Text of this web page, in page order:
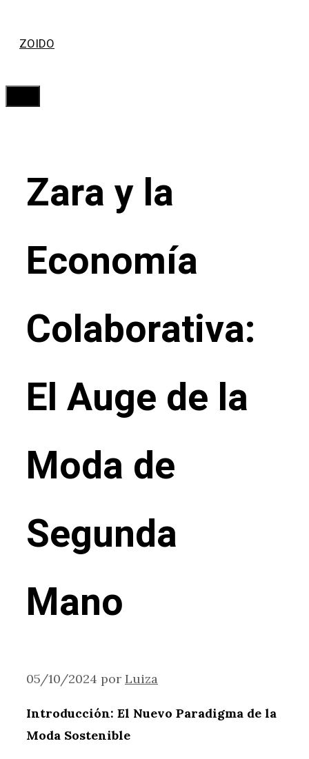
ZOIDO
Zara y la
Economía
Colaborativa:
El Auge de la
Moda de
Segunda
Mano
05/10/2024 por Luiza
Introducción: El Nuevo Paradigma de la
Moda Sostenible